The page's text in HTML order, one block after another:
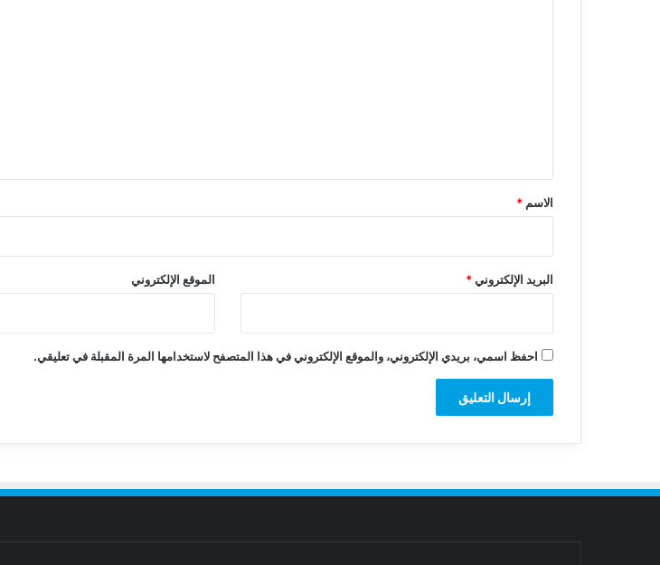
*
الاسم *
البريد الإلكتروني* الموقع الإلكتروني
احفظ اسمي، بريدي الإلكتروني، والموقع الإلكتروني في هذا المتصفح لاستخدامها المرة المقبلة في تعليقي.